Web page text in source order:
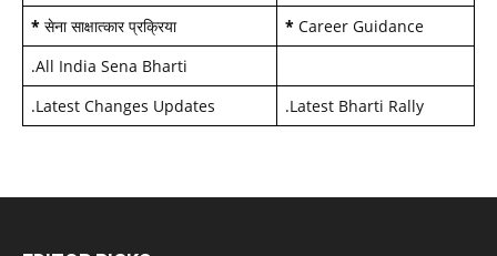
* सेना साक्षात्कार प्रक्रिया * Career Guidance
.All India Sena Bharti
.Latest Changes Updates .Latest Bharti Rally